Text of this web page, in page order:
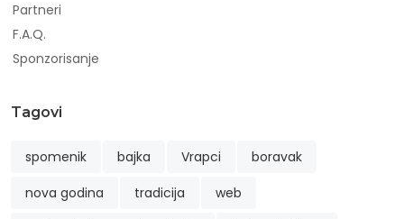
Partneri
F.A.Q.
Sponzorisanje
Tagovi
spomenik bajka Vrapci
boravak
nova godina
tradicija
web